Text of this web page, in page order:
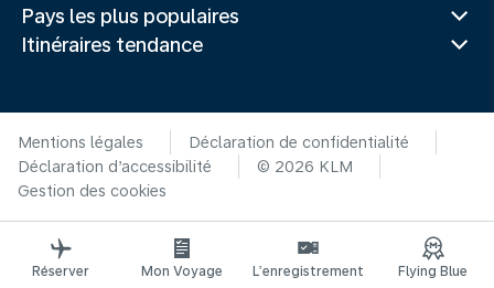
Pays les plus populaires
Itinéraires tendance
Mentions légales
Déclaration de confidentialité
Déclaration d’accessibilité
© 2026 KLM
Gestion des cookies
Réserver Mon Voyage L’enregistrement Flying Blue